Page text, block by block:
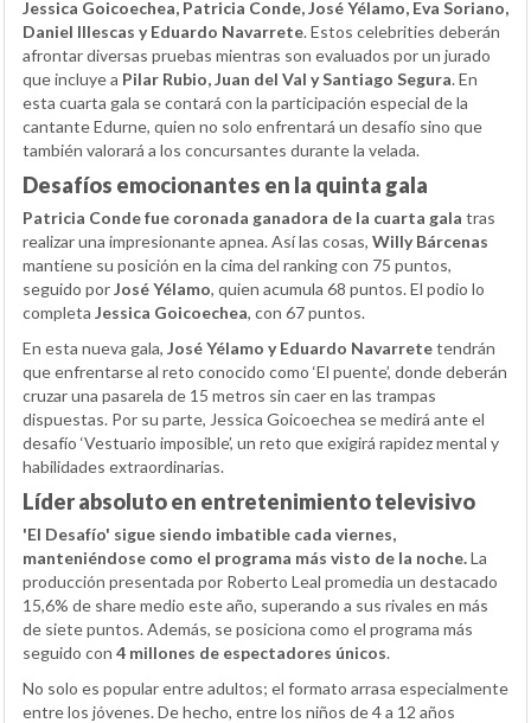
Jessica Goicoechea, Patricia Conde, José Yélamo, Eva Soriano,
Daniel Illescas y Eduardo Navarrete. Estos celebrities deberán
afrontar diversas pruebas mientras son evaluados por un jurado
que incluye a Pilar Rubio, Juan del Val y Santiago Segura. En
esta cuarta gala se contará con la participación especial de la
cantante Edurne, quien no solo enfrentará un desafío sino que
también valorará a los concursantes durante la velada.
Desafíos emocionantes en la quinta gala
Patricia Conde fue coronada ganadora de la cuarta gala tras
realizar una impresionante apnea. Así las cosas, Willy Bárcenas
mantiene su posición en la cima del ranking con 75 puntos,
seguido porJosé Yélamo, quien acumula 68 puntos. El podio lo
completa Jessica Goicoechea, con 67 puntos.
En esta nueva gala, José Yélamo y Eduardo Navarretetendrán
que enfrentarse al reto conocido como ‘El puente’, donde deberán
cruzar una pasarela de 15 metros sin caer en las trampas
dispuestas. Por su parte, Jessica Goicoechea se medirá ante el
desafío ‘Vestuario imposible’, un reto que exigirá rapidez mental y
habilidades extraordinarias.
Líder absoluto en entretenimiento televisivo
'El Desafío' sigue siendo imbatible cada viernes,
manteniéndose como el programa más visto de la noche.La
producción presentada por Roberto Leal promedia un destacado
15,6% de share medio este año, superando a sus rivales en más
de siete puntos. Además, se posiciona como el programa más
seguido con 4 millones de espectadores únicos.
No solo es popular entre adultos; el formato arrasa especialmente
entre los jóvenes. De hecho, entre los niños de 4 a 12 años